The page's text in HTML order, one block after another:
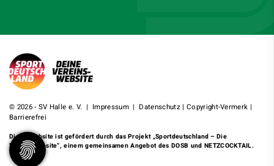
© 2026 - SV Halle e. V. | Impressum| Datenschutz | Copyright-Vermerk |
Barrierefrei
Diese Website ist gefördert durch das Projekt „Sportdeutschland – Die
Vereinswebsite”, einem gemeinsamen Angebot des DOSB und NETZCOCKTAIL.